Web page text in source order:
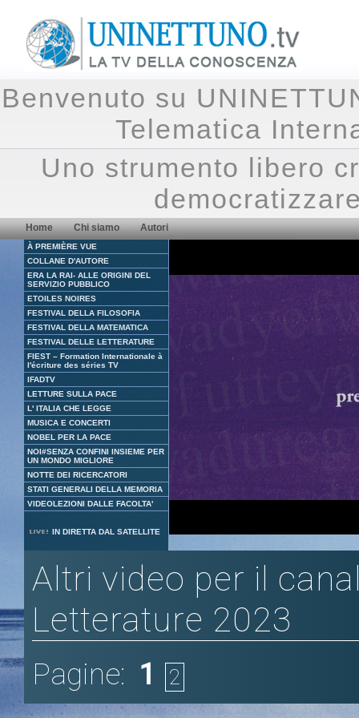
Benvenuto su
Telematica
Uno strumento libero
Home Chi siamo Autori
À PREMIÈRE VUE
COLLANE D'AUTORE
ERA LA RAI- ALLE ORIGINI DEL
SERVIZIO PUBBLICO
ETOILES NOIRES
FESTIVAL DELLA FILOSOFIA
FESTIVAL DELLA MATEMATICA
FESTIVAL DELLE LETTERATURE
FIEST – Formation Internationale à
l'écriture des séries TV
IFADTV
LETTURE SULLA PACE
L' ITALIA CHE LEGGE
MUSICA E CONCERTI
NOBEL PER LA PACE
NOI#SENZA CONFINI INSIEME PER
UN MONDO MIGLIORE
NOTTE DEI RICERCATORI
STATI GENERALI DELLA MEMORIA
VIDEOLEZIONI DALLE FACOLTA'
IN DIRETTA DAL SATELLITE
3.36%
Altri video per il
Letterature 2023
Pagine: 1 2